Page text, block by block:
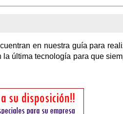
en nuestra guía para
última tecnología para que